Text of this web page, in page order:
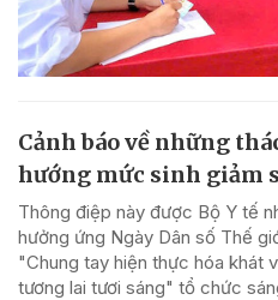
Cảnh báo về những
hướng mức sinh giảm
Thông điệp này được Bộ Y tế
hưởng ứng Ngày Dân số Thế
"Chung tay hiện thực hóa khát
tương lai tươi sáng" tổ chức